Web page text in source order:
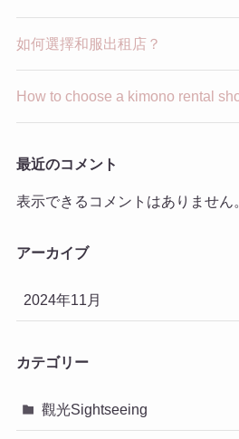
如何選擇和服出租店？
How to choose a kimono rental
最近のコメント
表示できるコメントはありません。
アーカイブ
2024年11月
カテゴリー
觀光Sightseeing